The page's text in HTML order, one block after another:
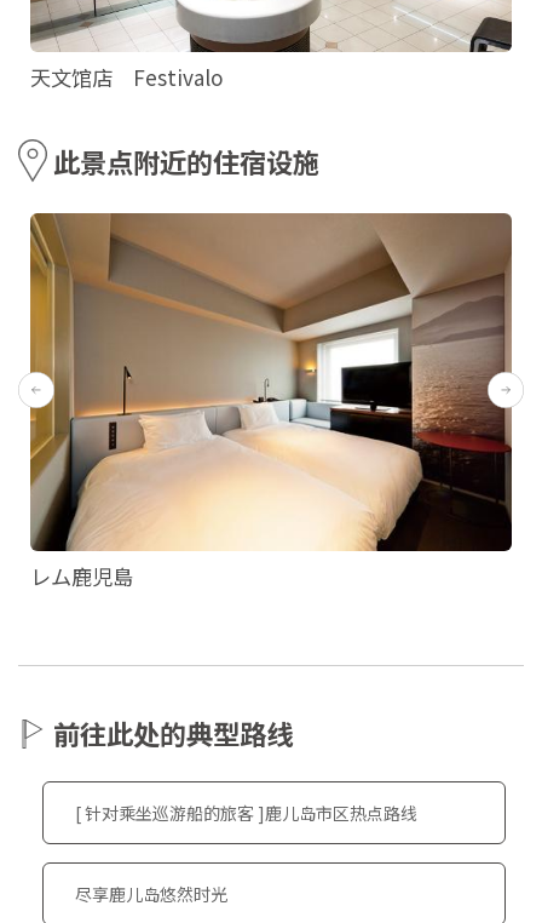
天文馆店 Festivalo
此景点附近的住宿设施
レム鹿児島
前往此处的典型路线
[ 针对乘坐巡游船的旅客 ]鹿儿岛市区热点路线
尽享鹿儿岛悠然时光